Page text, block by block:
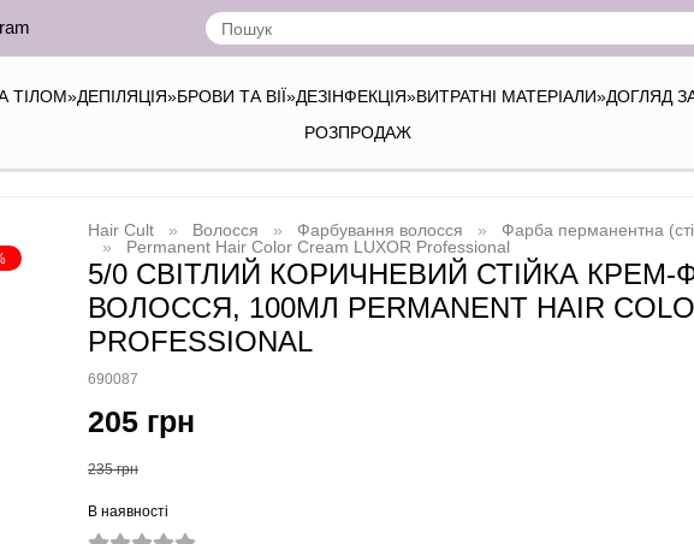
ТІЛОМ»ДЕПІЛЯЦІЯ»БРОВИ ТА ВІЇ»ДЕЗІНФЕКЦІЯ»ВИТРАТНІ МАТЕРІАЛИ»ДОГЛЯД
РОЗПРОДАЖ
Hair Cult Волосся Фарбування волосся
Фарба перманентна
Permanent Hair Color Cream LUXOR Professional
5/0 СВІТЛИЙ КОРИЧНЕВИЙ СТІЙКА КРЕМ-
ВОЛОССЯ, 100МЛ PERMANENT HAIR
PROFESSIONAL
690087
205 грн
235 грн
В наявності